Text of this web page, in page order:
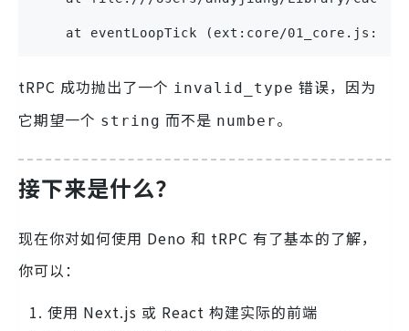
at eventLoopTick (ext:core/
tRPC 成功抛出了一个 invalid_type 错误，因为
它期望一个 string 而不是 number。
接下来是什么？
现在你对如何使用 Deno 和 tRPC 有了基本的了解，
你可以：
使用 Next.js 或 React 构建实际的前端